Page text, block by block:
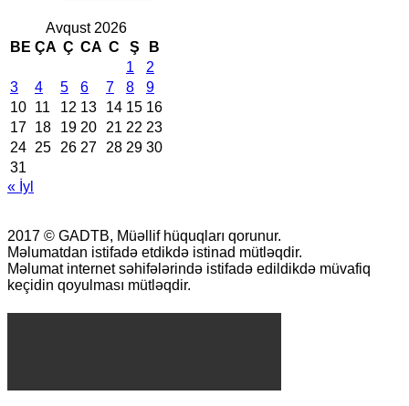
Avqust 2026
BE ÇA Ç CA C Ş
B
1
2
3
4 5 6 7 8
9
10 11 12 13 14 15 16
17 18 19 20 21 22 23
24 25 26 27 28 29 30
31
« İyl
2017 © GADTB, Müəllif hüquqları qorunur.
Məlumatdan istifadə etdikdə istinad mütləqdir.
Məlumat internet səhifələrində istifadə edildikdə müvafiq
keçidin qoyulması mütləqdir.